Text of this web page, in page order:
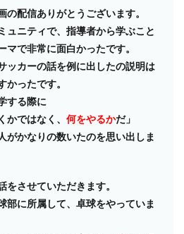
の配信ありがとうございます。
ュニティで、指導者から学ぶこと
マで非常に面白かったです。
ッカーの話を例に出したの説明は
かったです。
する際に
かではなく、 何をやるかだ」
がかなりの数いたのを思い出しま
をさせていただきます。
部に所属して、卓球をやっていま